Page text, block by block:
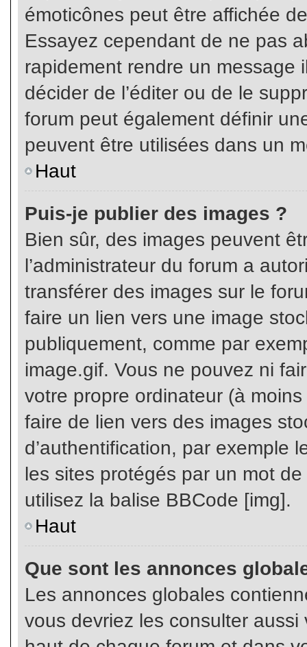
émoticônes peut être affichée
Essayez cependant de ne pas
rapidement rendre un message
décider de l’éditer ou de le
forum peut également définir
peuvent être utilisées dans un
Haut
Puis-je publier des images ?
Bien sûr, des images peuvent
l’administrateur du forum a
transférer des images sur le
faire un lien vers une image
publiquement, comme par
image.gif. Vous ne pouvez ni
votre propre ordinateur (à
faire de lien vers des images
d’authentification, par exemple
les sites protégés par un mot
utilisez la balise BBCode [img].
Haut
Que sont les annonces
Les annonces globales
vous devriez les consulter